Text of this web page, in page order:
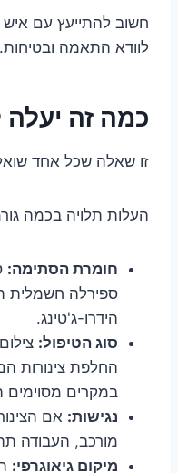
חשוב להתייעץ עם
לוודא התאמה ובטיחות.
כמה זה יעלה
זו שאלה שכל אחד
העלות תלויה בכמה
חומרת הסתימה:
ספירלה חשמלית
הידרו-ג'טינג.
סוג הטיפול:
החלפת צינורות
במקרים מסוימים
נגישות: אם
מורכב, העבודה
מיקום גיאוגרפי: